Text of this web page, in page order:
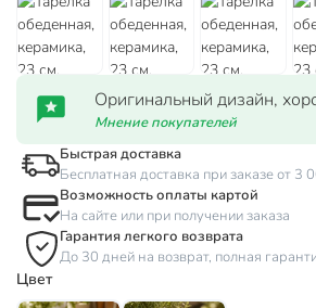
Оригинальный дизайн,
Мнение покупателей
Быстрая доставка
Бесплатная доставка при заказе от 3
Возможность оплаты картой
На сайте или при получении заказа
Гарантия легкого возврата
До 30 дней на возврат, полная
Цвет